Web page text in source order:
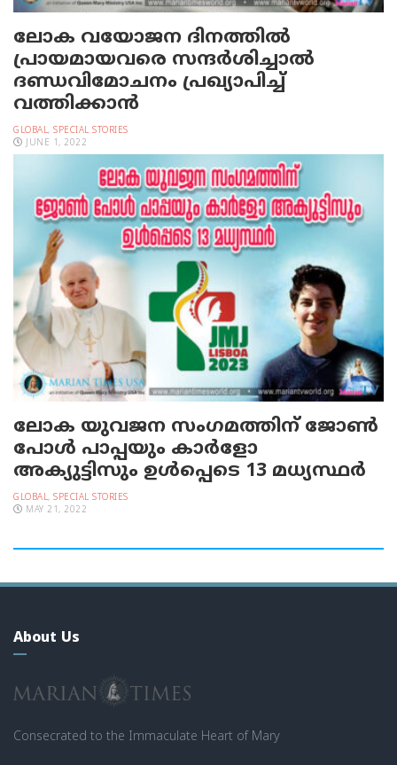
ലോക വയോജന ദിനത്തിൽ
പ്രായമായവരെ സന്ദർശിച്ചാൽ
ദണ്ഡവിമോചനം പ്രഖ്യാപിച്ച്
വത്തിക്കാൻ
GLOBAL, SPECIAL STORIES
JUNE 1, 2022
ലോക യുവജന സംഗമത്തിന് ജോൺ
പോൾ പാപ്പയും കാര്‍ളോ
അക്യുട്ടിസും ഉൾപ്പെടെ 13 മധ്യസ്ഥർ
GLOBAL, SPECIAL STORIES
MAY 21, 2022
About Us
Consecrated to the Immaculate Heart of Mary